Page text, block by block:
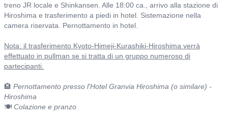
treno JR locale e Shinkansen. Alle 18:00 ca., arrivo alla stazione di
Hiroshima e trasferimento a piedi in hotel. Sistemazione nella
camera riservata. Pernottamento in hotel.
Nota: il trasferimento Kyoto-Himeji-Kurashiki-Hiroshima verrà
effettuato in pullman se si tratta di un gruppo numeroso di
partecipanti.
🏨 Pernottamento presso l'Hotel Granvia Hiroshima (o similare) -
Hiroshima
🍽️ Colazione e pranzo